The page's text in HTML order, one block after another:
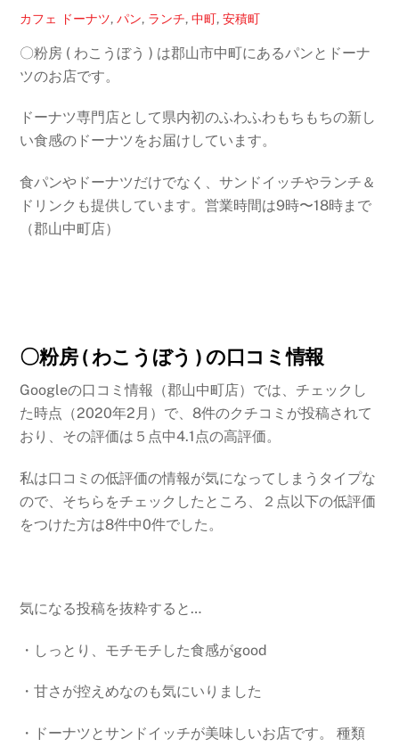
カフェ ドーナツ,パン, ランチ,中町,安積町
〇粉房 ( わこうぼう ) は郡山市中町にあるパンとドーナ
ツのお店です。
ドーナツ専門店として県内初のふわふわもちもちの新し
い食感のドーナツをお届けしています。
食パンやドーナツだけでなく、サンドイッチやランチ＆
ドリンクも提供しています。営業時間は9時〜18時まで
（郡山中町店）
〇粉房 ( わこうぼう ) の口コミ情報
Googleの口コミ情報（郡山中町店）では、チェックし
た時点（2020年2月）で、8件のクチコミが投稿されて
おり、その評価は５点中4.1点の高評価。
私は口コミの低評価の情報が気になってしまうタイプな
ので、そちらをチェックしたところ、２点以下の低評価
をつけた方は8件中0件でした。
気になる投稿を抜粋すると…
・しっとり、モチモチした食感がgood
・甘さが控えめなのも気にいりました
・ドーナツとサンドイッチが美味しいお店です。 種類